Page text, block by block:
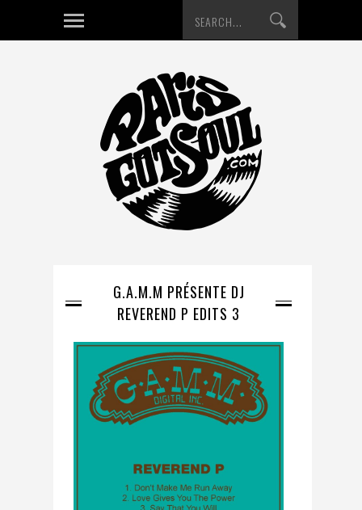
G.A.M.M PRÉSENTE DJ
REVEREND P EDITS 3